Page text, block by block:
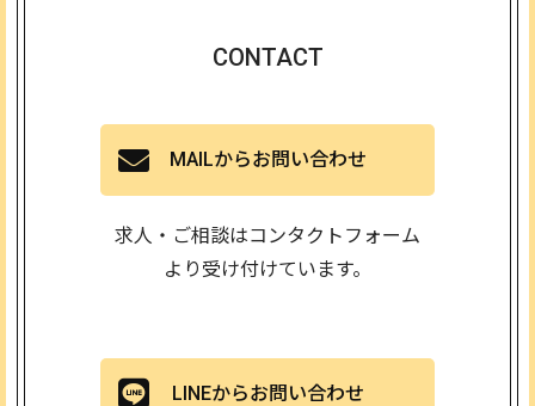
CONTACT
MAILからお問い合わせ
求人・ご相談はコンタクトフォーム
より受け付けています。
LINEからお問い合わせ